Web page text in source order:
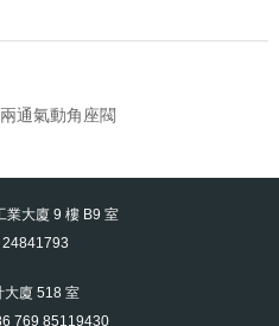
通氣動角座閥
業大廈 9 樓 B9 室
大廈 518 室
769 85119430